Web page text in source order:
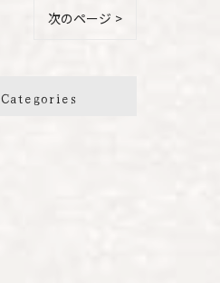
次のページ >
Categories